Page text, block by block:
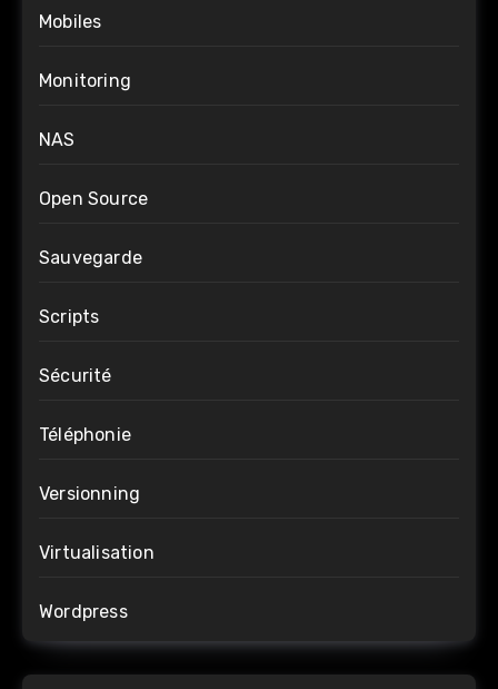
Mobiles
Monitoring
NAS
Open Source
Sauvegarde
Scripts
Sécurité
Téléphonie
Versionning
Virtualisation
Wordpress